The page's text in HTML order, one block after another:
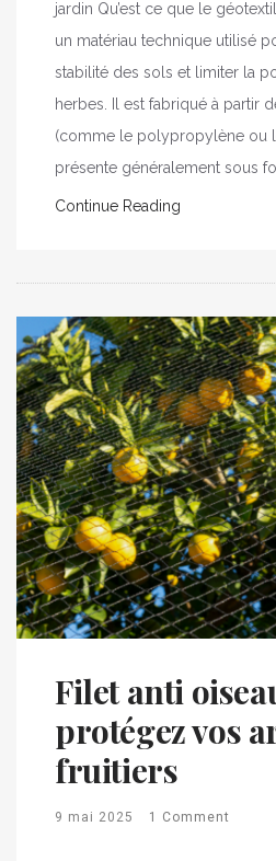
jardin Qu’est ce que le
un matériau technique utilisé
stabilité des sols et limiter la
herbes. Il est fabriqué à partir
(comme le polypropylène ou
présente généralement sous
Continue Reading
Filet anti
protégez vos
fruitiers
9 mai 2025 1 Comment